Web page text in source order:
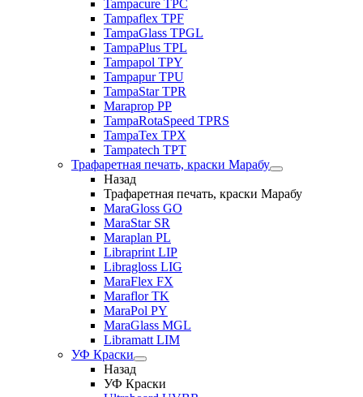
Tampacure TPC
Tampaflex TPF
TampaGlass TPGL
TampaPlus TPL
Tampapol TPY
Tampapur TPU
TampaStar TPR
Maraprop PP
TampaRotaSpeed TPRS
TampaTex TPX
Tampatech TPT
Трафаретная печать, краски Марабу
Назад
Трафаретная печать, краски Марабу
MaraGloss GO
MaraStar SR
Maraplan PL
Libraprint LIP
Libragloss LIG
MaraFlex FX
Maraflor TK
MaraPol PY
MaraGlass MGL
Libramatt LIM
УФ Краски
Назад
УФ Краски